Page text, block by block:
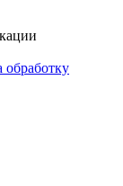
обработку